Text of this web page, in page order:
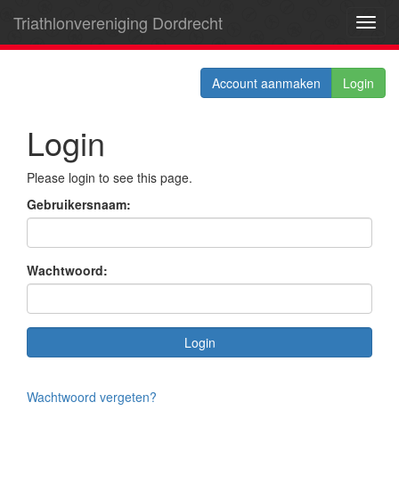
Triathlonvereniging Dordrecht
Account aanmaken Login
Login
Please login to see this page.
Gebruikersnaam:
Wachtwoord:
Wachtwoord vergeten?